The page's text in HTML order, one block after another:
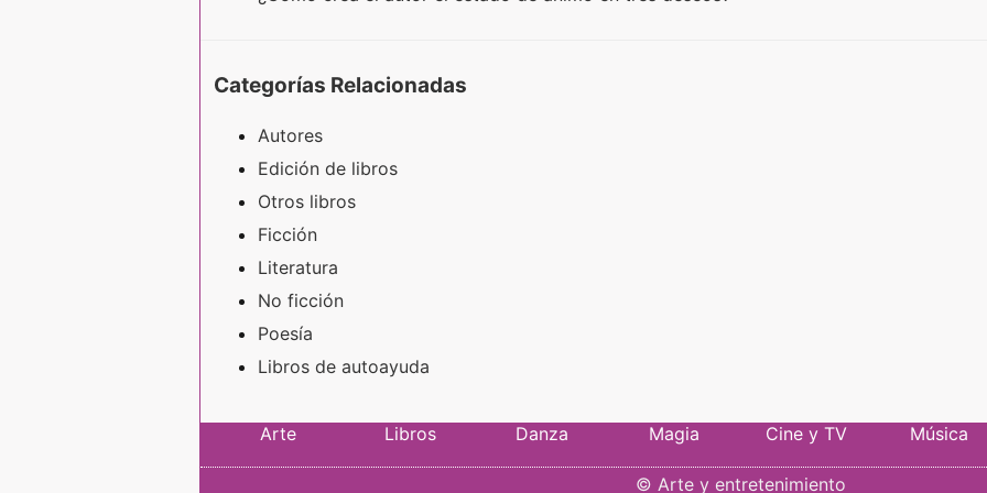
Categorías Relacionadas
Autores
Edición de libros
Otros libros
Ficción
Literatura
No ficción
Poesía
Libros de autoayuda
Arte Libros Danza Magia Cine y TV Música
© Arte y entretenimiento